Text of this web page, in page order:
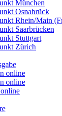
München
Osnabrück
Rhein/Main
Saarbrücken
Stuttgart
Zürich
online
online